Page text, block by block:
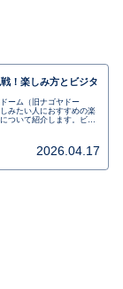
！楽しみ方とビジタ
ーム（旧ナゴヤドー
みたい人におすすめの楽
ついて紹介します。ビジ
2026.04.17